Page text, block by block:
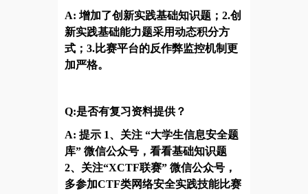
A: 增加了创新实践基础知识题；2.创
新实践基础能力题采用动态积分方
式；3.比赛平台的反作弊监控机制更
加严格。
Q:是否有复习 资料提供？
A: 提示 1、关注 “大学生信息安全题
库” 微信公众号，看看基础知识题
2、关注“XCTF联赛” 微信公众号，
多参加CTF类网络安全实践技能比赛